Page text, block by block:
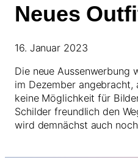
Neues
16. Januar 2023
Die neue Aussenwerbung
im Dezember angebracht,
keine Möglichkeit für
Schilder freundlich den
wird demnächst auch